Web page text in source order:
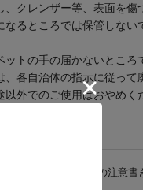
、クレンザー等、表面を傷
なるところでは保管しない
ットの手の届かないところ
、各自治体の指示に従って
以外でのご使用はおやめく
パッケージに記載の注意書